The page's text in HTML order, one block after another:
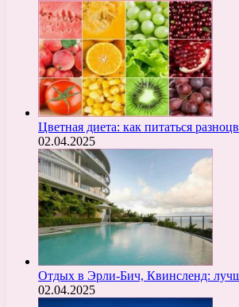
Цветная диета: как питаться
02.04.2025
Отдых в Эрли-Бич, Квинсленд:
02.04.2025